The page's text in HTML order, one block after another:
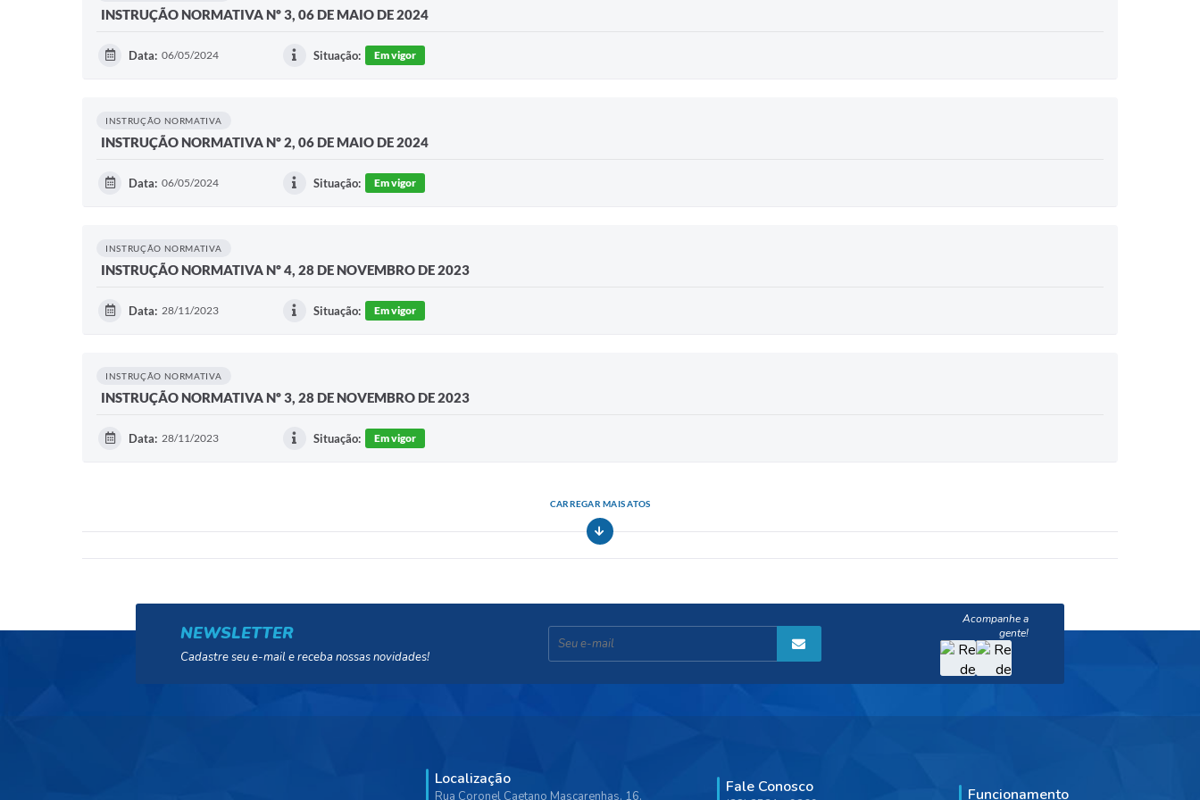
INSTRUÇÃO NORMATIVA Nº 3, 06 DE MAIO DE 2024
Data: 06/05/2024 Situação: Em vigor
INSTRUÇÃO NORMATIVA
INSTRUÇÃO NORMATIVA Nº 2, 06 DE MAIO DE 2024
Data: 06/05/2024 Situação: Em vigor
INSTRUÇÃO NORMATIVA
INSTRUÇÃO NORMATIVA Nº 4, 28 DE NOVEMBRO DE 2023
Data: 28/11/2023 Situação: Em vigor
INSTRUÇÃO NORMATIVA
INSTRUÇÃO NORMATIVA Nº 3, 28 DE NOVEMBRO DE 2023
Data: 28/11/2023 Situação: Em vigor
CARREGAR MAIS ATOS
NEWSLETTER
Cadastre seu e-mail e receba nossas novidades!
Localização Fale Conosco Funcionamento